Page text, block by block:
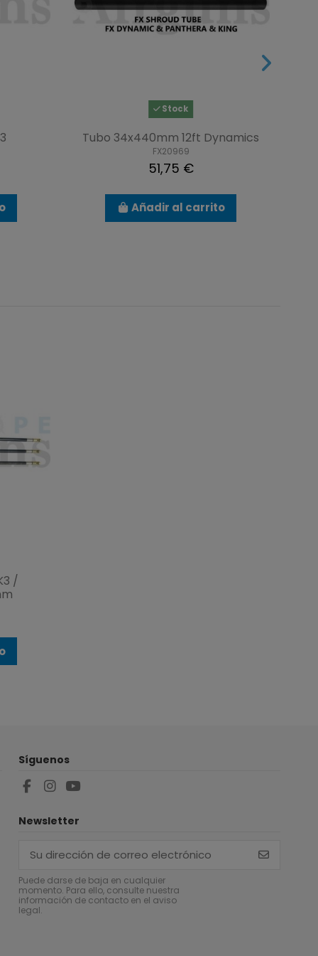
Stock
Tubo 34x440mm 12ft Dynamics
FX20969
51,75 €
Añadir al carrito
/
Síguenos
Newsletter
Puede darse de baja en cualquier
momento. Para ello, consulte nuestra
información de contacto en el aviso
legal.